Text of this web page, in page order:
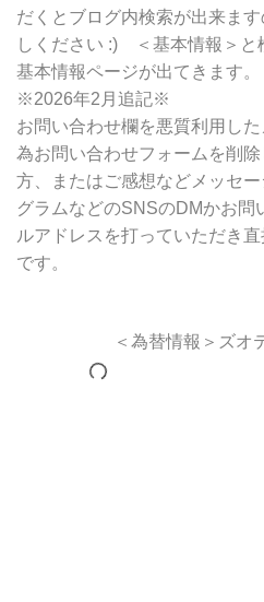
だくとブログ内検索が出来ま
しください :) ＜基本情報＞と
基本情報ページが出てきます。
※2026年2月追記※
お問い合わせ欄を悪質利用し
為お問い合わせフォームを削
方、またはご感想などメッセ
グラムなどのSNSのDMかお問
ルアドレスを打っていただき
です。
＜為替情報＞ズオ